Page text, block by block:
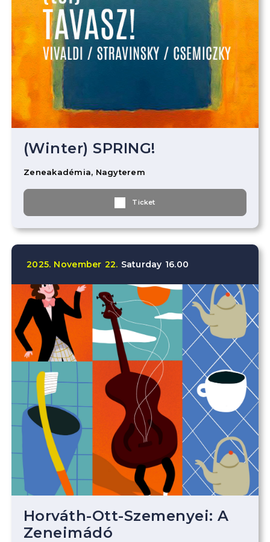
(Winter) SPRING!
Zeneakadémia, Nagyterem
Ticket
2025. November 22. Saturday 16.00
Horváth-Ott-Szemenyei: A
Zeneimádó